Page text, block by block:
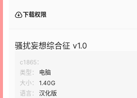
下载权限
骚扰妄想综合征 v1.0
c1865：
类型：
电脑
大小：
1.40G
语言：
汉化版